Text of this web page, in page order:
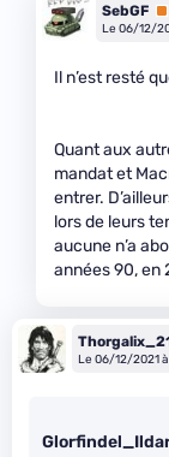
SebGF
Le 06/12/
Il n’est resté
Quant aux
mandat et
entrer.
lors de leurs
aucune n’a
années 90, en
Le 06/12/2021